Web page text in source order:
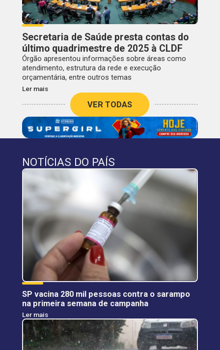
Secretaria de Saúde presta contas do
último quadrimestre de 2025 à CLDF
Órgão apresentou informações sobre áreas como
atendimento, estrutura da rede e execução
orçamentária, entre outros temas
Ler mais
VER TODAS
NOTÍCIAS DO PAÍS
SP vacina 280 mil pessoas contra o sarampo
na primeira semana de campanha
Ler mais